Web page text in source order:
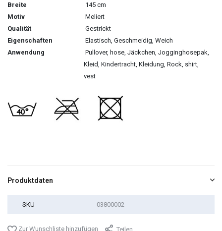
Breite
145 cm
Motiv
Meliert
Qualität
Gestrickt
Eigenschaften
Elastisch, Geschmeidig, Weich
Anwendung
Pullover, hose, Jäckchen, Jogginghosepak,
Kleid, Kindertracht, Kleidung, Rock, shirt,
vest
Produktdaten
SKU 03800002
Zur Wunschliste hinzufügen Teilen